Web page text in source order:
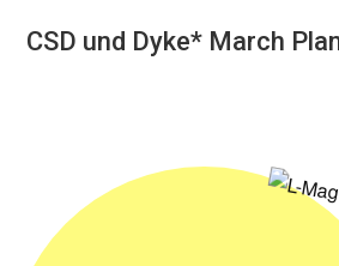
CSD und Dyke* March